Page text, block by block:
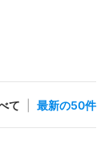
て 最新の50件